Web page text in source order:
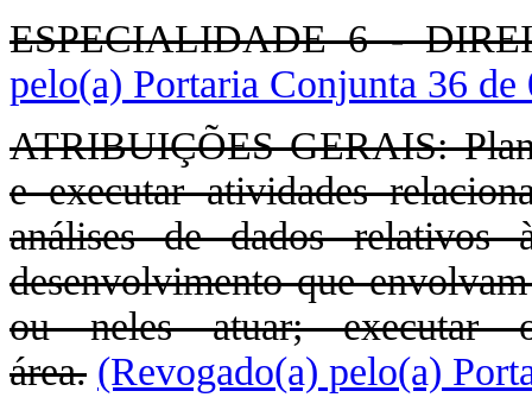
ESPECIALIDADE 6 -
pelo(a) Portaria Conjunta 36 de
ATRIBUIÇÕES GERAIS:
e executar atividades
análises de dados relativos
desenvolvimento que
ou neles atuar; executar
área. (Revogado(a) pelo(a)